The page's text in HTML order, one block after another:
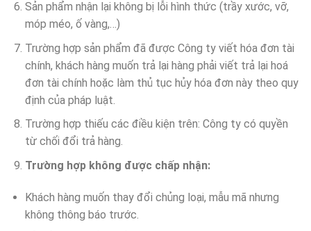
Sản phẩm nhận lại không bị lỗi hình thức (trầy xước, vỡ,
móp méo, ố vàng,…)
Trường hợp sản phẩm đã được Công ty viết hóa đơn tài
chính, khách hàng muốn trả lại hàng phải viết trả lại hoá
đơn tài chính hoặc làm thủ tục hủy hóa đơn này theo quy
định của pháp luật.
Trường hợp thiếu các điều kiện trên: Công ty có quyền
từ chối đổi trả hàng.
Trường hợp không được chấp nhận:
Khách hàng muốn thay đổi chủng loại, mẫu mã nhưng
không thông báo trước.